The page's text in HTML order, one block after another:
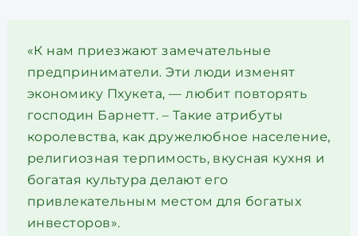
«К нам приезжают замечательные
предприниматели. Эти люди изменят
экономику Пхукета, — любит повторять
господин Барнетт. – Такие атрибуты
королевства, как дружелюбное население,
религиозная терпимость, вкусная кухня и
богатая культура делают его
привлекательным местом для богатых
инвесторов».